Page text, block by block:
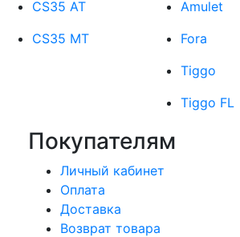
CS35 AT
CS35 MT
Amulet
Fora
Tiggo
Tiggo FL
Покупателям
Личный кабинет
Оплата
Доставка
Возврат товара